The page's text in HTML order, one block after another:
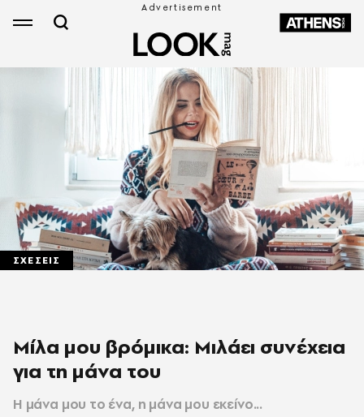
ΣΧΕΣΕΙΣ
Μίλα μου βρόμικα: Mιλάει συνέχεια
για τη μάνα του
H μάνα μου το ένα, η μάνα μου εκείνο...